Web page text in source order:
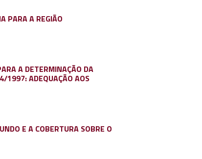
PARA A REGIÃO
A DETERMINAÇÃO DA
1997: ADEQUAÇÃO AOS
E A COBERTURA SOBRE O